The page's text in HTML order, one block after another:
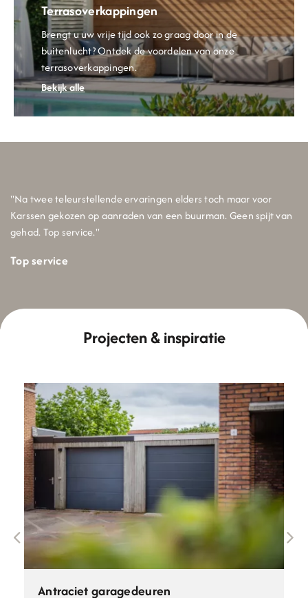
Terrasoverkappingen
Brengtuuwvrije tijd ook zo graag door in de
buitenlucht? Ontdek de voordelen van onze
terrasoverkappingen.
Bekijk alle
"Na twee teleurstellende ervaringen elders toch maar voor
Karssen gekozen op aanraden van een buurman. Geen spijt van
gehad. Top service."
Top service
Projecten & inspiratie
Antraciet garagedeuren